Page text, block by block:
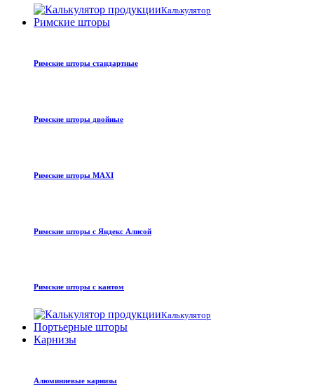
Калькулятор
Римские шторы
Римские шторы стандартные
Римские шторы двойные
Римские шторы MAXI
Римские шторы с Яндекс Алисой
Римские шторы с кантом
Калькулятор
Портьерные шторы
Карнизы
Алюминиевые карнизы